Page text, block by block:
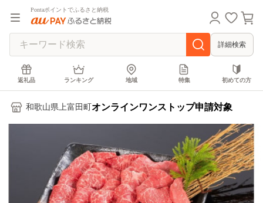
Pontaポイントでふるさと納税
詳細検索
返礼品 ランキング 地域 特集 初めての方
和歌山県上富田町 オンラインワンストップ申請対象